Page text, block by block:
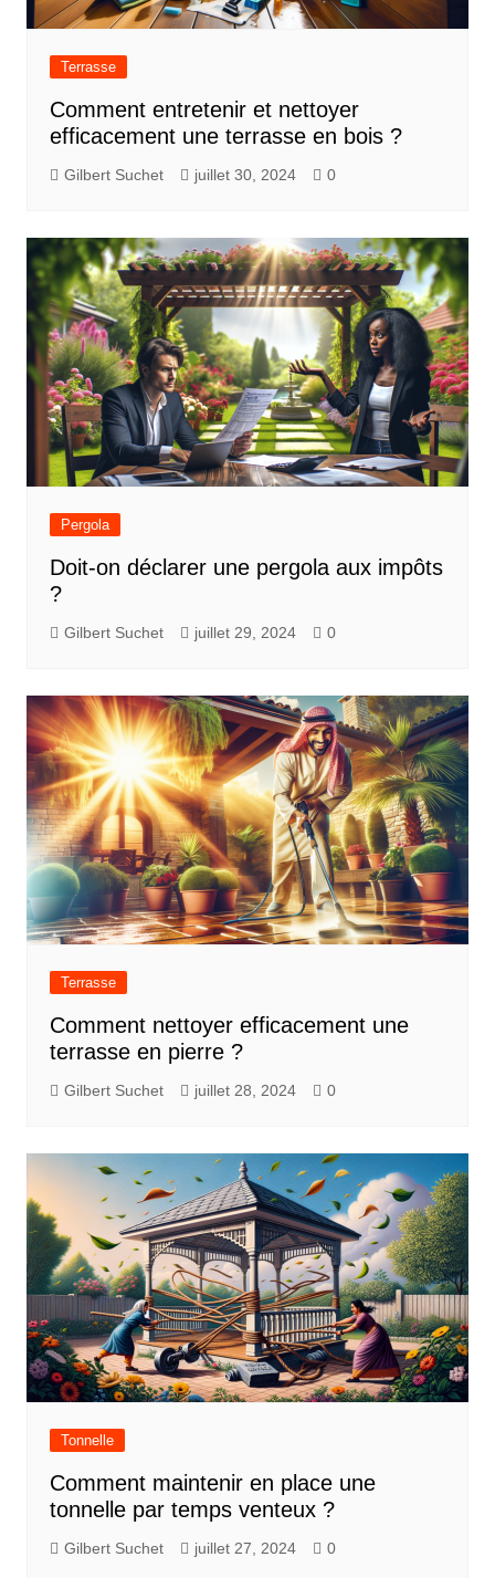
Terrasse
Comment entretenir et nettoyer
efficacement une terrasse en bois ?
Gilbert Suchet juillet 30, 2024 0
Pergola
Doit-on déclarer une pergola aux impôts
?
Gilbert Suchet juillet 29, 2024 0
Terrasse
Comment nettoyer efficacement une
terrasse en pierre ?
Gilbert Suchet juillet 28, 2024 0
Tonnelle
Comment maintenir en place une
tonnelle par temps venteux ?
Gilbert Suchet juillet 27, 2024 0